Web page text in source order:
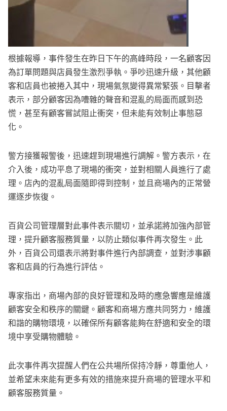
根據報導，事件發生在昨日下午的高峰時段，一名顧客因
為訂單問題與店員發生激烈爭執。爭吵迅速升級，其他顧
客和店員也被捲入其中，現場氣氛變得異常緊張。目擊者
表示，部分顧客因為嘈雜的聲音和混亂的局面而感到恐
慌，甚至有顧客嘗試阻止衝突，但未能有效制止事態惡
化。
警方接獲報警後，迅速趕到現場進行調解。警方表示，在
介入後，成功平息了現場的衝突，並對相關人員進行了處
理。店內的混亂局面隨即得到控制，並且商場內的正常營
運逐步恢復。
百貨公司管理層對此事件表示關切，並承諾將加強內部管
理，提升顧客服務質量，以防止類似事件再次發生。此
外，百貨公司還表示將對事件進行內部調查，並對涉事顧
客和店員的行為進行評估。
專家指出，商場內部的良好管理和及時的應急響應是維護
顧客安全和秩序的關鍵。顧客和商場方應共同努力，維護
和諧的購物環境，以確保所有顧客能夠在舒適和安全的環
境中享受購物體驗。
此次事件再次提醒人們在公共場所保持冷靜，尊重他人，
並希望未來能有更多有效的措施來提升商場的管理水平和
顧客服務質量。